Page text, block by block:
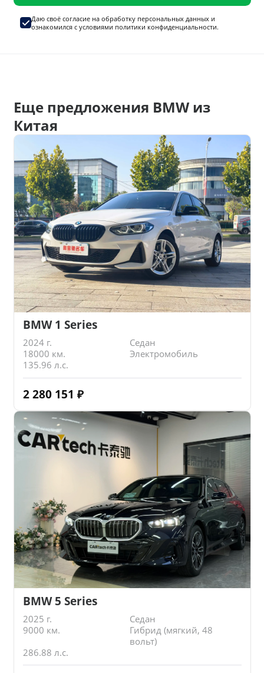
Даю своё согласие на обработку персональных данныхи
ознакомился с условиями политики конфиденциальности.
Еще предложения BMW из
Китая
BMW 1 Series
2024 г.
Седан
18000 км.
Электромобиль
135.96 л.с.
2 280 151 ₽
BMW 5 Series
2025 г.
Седан
9000 км.
Гибрид (мягкий, 48
вольт)
286.88 л.с.